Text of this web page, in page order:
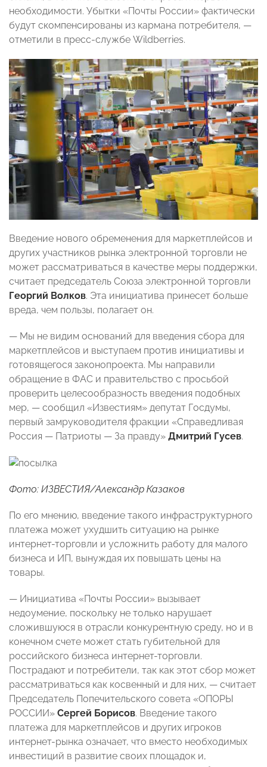
необходимости. Убытки «Почты России» фактически
будут скомпенсированы из кармана потребителя, —
отметили в пресс-службе Wildberries.
Введение нового обременения для маркетплейсов и
других участников рынка электронной торговли не
может рассматриваться в качестве меры поддержки,
считает председатель Союза электронной торговли
Георгий Волков. Эта инициатива принесет больше
вреда, чем пользы, полагает он.
— Мы не видим оснований для введения сбора для
маркетплейсов и выступаем против инициативы и
готовящегося законопроекта. Мы направили
обращение в ФАС и правительство с просьбой
проверить целесообразность введения подобных
мер, — сообщил «Известиям» депутат Госдумы,
первый замруководителя фракции «Справедливая
Россия — Патриоты — За правду» Дмитрий Гусев.
Фото: ИЗВЕСТИЯ/Александр Казаков
По его мнению, введение такого инфраструктурного
платежа может ухудшить ситуацию на рынке
интернет-торговли и усложнить работу для малого
бизнеса и ИП, вынуждая их повышать цены на
товары.
— Инициатива «Почты России» вызывает
недоумение, поскольку не только нарушает
сложившуюся в отрасли конкурентную среду, но и в
конечном счете может стать губительной для
российского бизнеса интернет-торговли.
Пострадают и потребители, так как этот сбор может
рассматриваться как косвенный и для них, — считает
Председатель Попечительского совета «ОПОРЫ
РОССИИ» Сергей Борисов. Введение такого
платежа для маркетплейсов и других игроков
интернет-рынка означает, что вместо необходимых
инвестиций в развитие своих площадок и,